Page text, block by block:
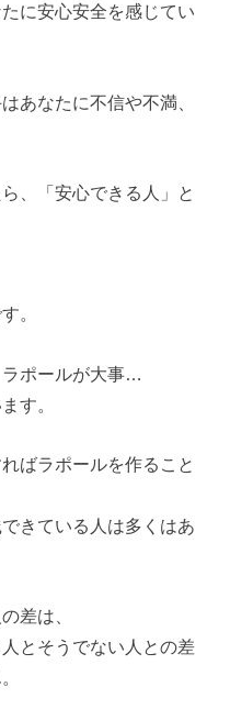
に安心安全を感じてい
あなたに不信や不満、
、「安心できる人」と
。
ラポールが大事…
す。
ばラポールを作ること
きている人は多くはあ
差は、
とそうでない人との差